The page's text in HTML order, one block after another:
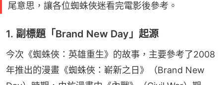
尾意思，讓各位蜘蛛俠迷看完電影後參考。
1. 副標題「Brand New Day」起源
今次《蜘蛛俠：英雄重生》的故事，主要參考了2008
年推出的漫畫《蜘蛛俠：嶄新之日》（Brand New